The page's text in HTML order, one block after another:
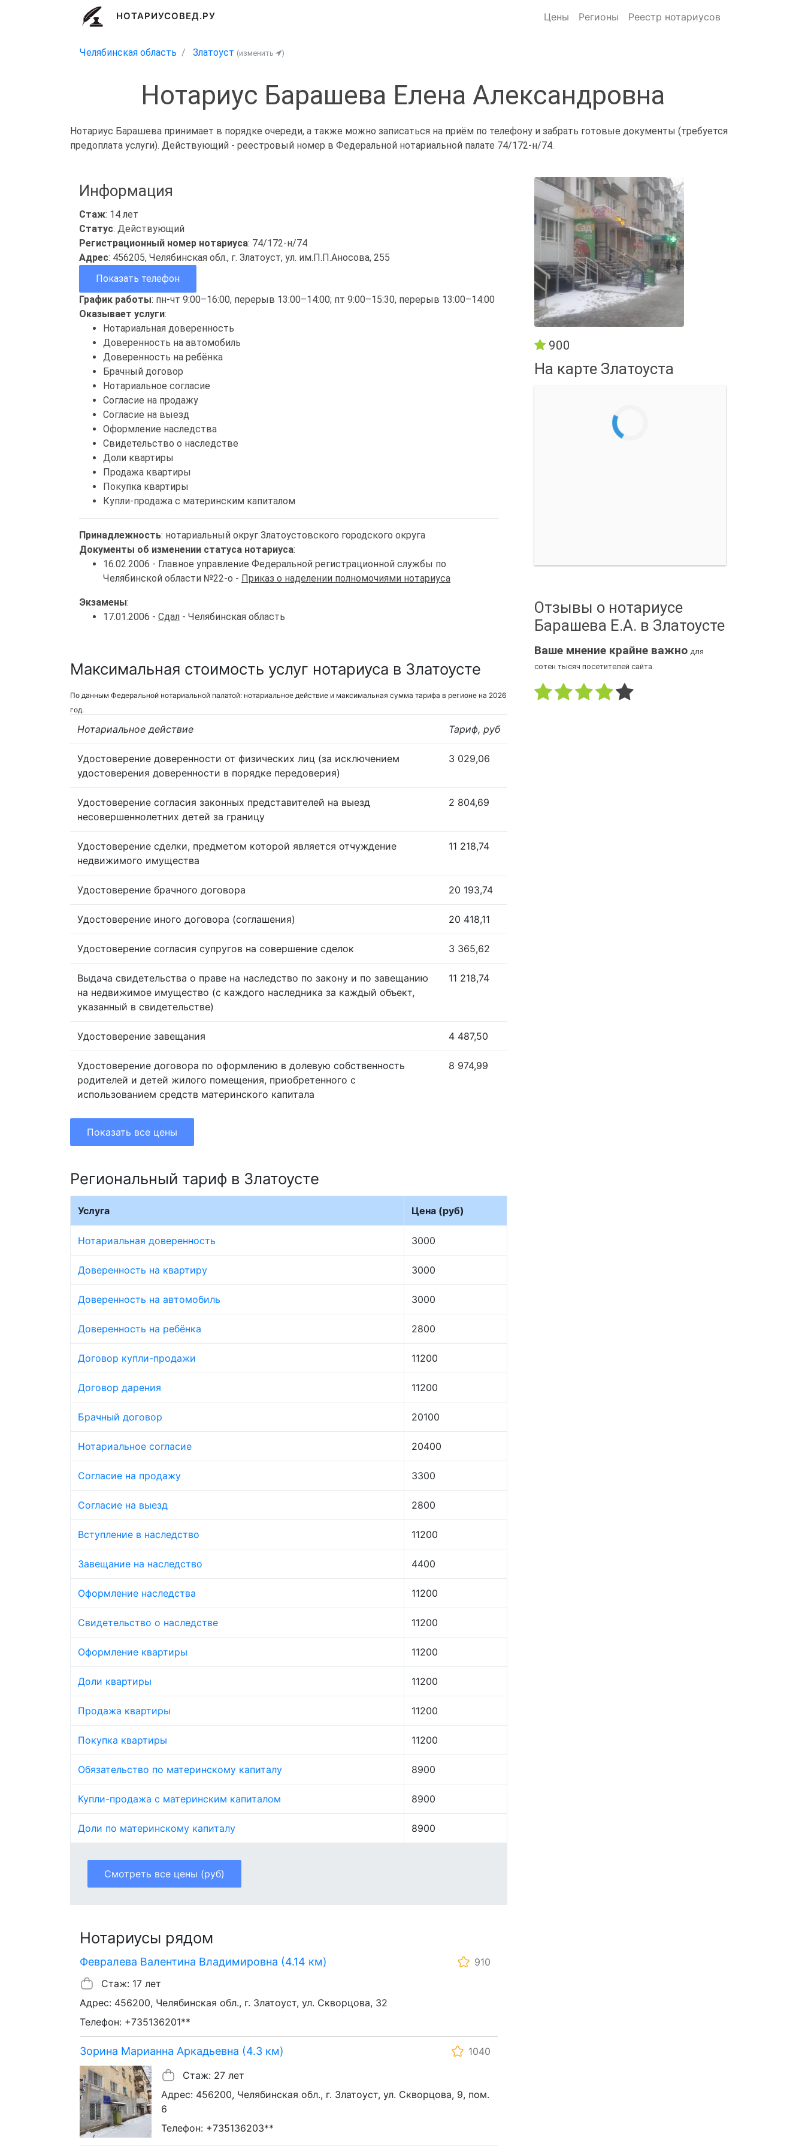
НОТАРИУСОВЕД.РУ Цены Регионы Реестр нотариусов
Челябинская область Златоуст (изменить )
Нотариус Барашева Елена Александровна
Нотариус Барашева принимает в порядке очереди, а также можно записаться на приём по телефону и забрать готовые документы (требуется
предоплата услуги). Действующий - реестровый номер в Федеральной нотариальной палате 74/172-н/74.
Информация
Стаж: 14 лет
Статус: Действующий
Регистрационный номер нотариуса: 74/172-н/74
Адрес: 456205, Челябинская обл., г. Златоуст, ул. им.П.П.Аносова, 255
Показать телефон
График работы: пн-чт 9:00–16:00, перерыв 13:00–14:00; пт 9:00–15:30, перерыв 13:00–14:00
Оказывает услуги:
Нотариальная доверенность
Доверенность на автомобиль
Доверенность на ребёнка
Брачный договор
Нотариальное согласие
Согласие на продажу
Согласие на выезд
Оформление наследства
Свидетельство о наследстве
Доли квартиры
Продажа квартиры
Покупка квартиры
Купли-продажа с материнским капиталом
Принадлежность: нотариальный округ Златоустовского городского округа
Документы об изменении статуса нотариуса:
16.02.2006 - Главное управление Федеральной регистрационной службы по
Челябинской области №22-о - Приказ о наделении полномочиями нотариуса
Экзамены:
17.01.2006 - Сдал - Челябинская область
Максимальная стоимость услуг нотариуса в Златоусте
По данным Федеральной нотариальной палатой: нотариальное действие и максимальная сумма тарифа в регионе на 2026
год.
Нотариальное действие Тариф, руб
Удостоверение доверенности от физических лиц (за исключением
удостоверения доверенности в порядке передоверия)
3 029,06
Удостоверение согласия законных представителей на выезд
несовершеннолетних детей за границу
2 804,69
Удостоверение сделки, предметом которой является отчуждение
недвижимого имущества
11 218,74
Удостоверение брачного договора 20 193,74
Удостоверение иного договора (соглашения) 20 418,11
Удостоверение согласия супругов на совершение сделок 3 365,62
Выдача свидетельства о праве на наследство по закону и по завещанию
на недвижимое имущество (с каждого наследника за каждый объект,
указанный в свидетельстве)
11 218,74
Удостоверение завещания 4 487,50
Удостоверение договора по оформлению в долевую собственность
родителей и детей жилого помещения, приобретенного с
использованием средств материнского капитала
8 974,99
Показать все цены
Региональный тариф в Златоусте
Услуга Цена (руб)
Нотариальная доверенность 3000
Доверенность на квартиру 3000
Доверенность на автомобиль 3000
Доверенность на ребёнка 2800
Договор купли-продажи 11200
Договор дарения 11200
Брачный договор 20100
Нотариальное согласие 20400
Согласие на продажу 3300
Согласие на выезд 2800
Вступление в наследство 11200
Завещание на наследство 4400
Оформление наследства 11200
Свидетельство о наследстве 11200
Оформление квартиры 11200
Доли квартиры 11200
Продажа квартиры 11200
Покупка квартиры 11200
Обязательство по материнскому капиталу 8900
Купли-продажа с материнским капиталом 8900
Доли по материнскому капиталу 8900
Смотреть все цены (руб)
Нотариусы рядом
Февралева Валентина Владимировна (4.14 км)
910
Стаж: 17 лет
Адрес: 456200, Челябинская обл., г. Златоуст, ул. Скворцова, 32
Телефон: +735136201**
Зорина Марианна Аркадьевна (4.3 км)
1040
Стаж: 27 лет
Адрес: 456200, Челябинская обл., г. Златоуст, ул. Скворцова, 9, пом.
6
Телефон: +735136203**
900
На карте Златоуста
Отзывы о нотариусе
Барашева Е.А. в Златоусте
Ваше мнение крайне важно для
сотен тысяч посетителей сайта.